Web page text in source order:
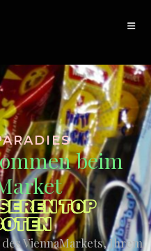
beim
TOP
ViennaMarkets, Ihrem